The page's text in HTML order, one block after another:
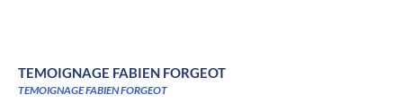
TEMOIGNAGE FABIEN FORGEOT
TEMOIGNAGE FABIEN FORGEOT